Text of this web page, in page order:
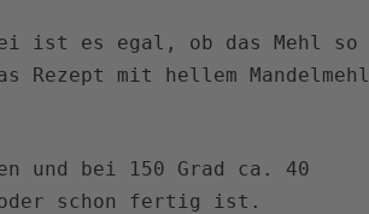
ist es egal, ob das Mehl so
mit hellem Mandelmehl
und bei 150 Grad ca. 40
oder schon fertig ist.